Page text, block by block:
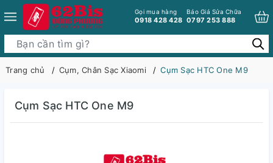
Gọi mua hàng
0918 428 428
Báo Giá Sửa Chữa
0797 253 888
Trang chủ Cụm, Chân Sạc Xiaomi Cụm Sạc HTC One M9
Cụm Sạc HTC One M9